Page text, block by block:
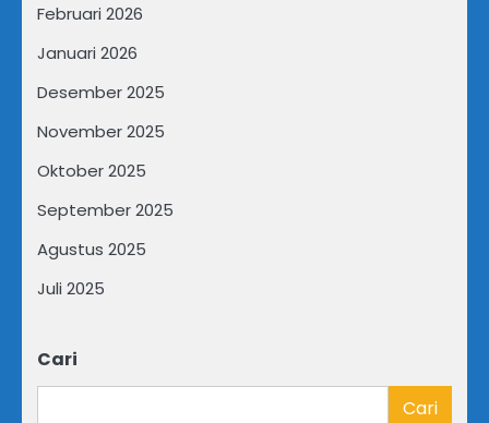
Februari 2026
Januari 2026
Desember 2025
November 2025
Oktober 2025
September 2025
Agustus 2025
Juli 2025
Cari
Cari